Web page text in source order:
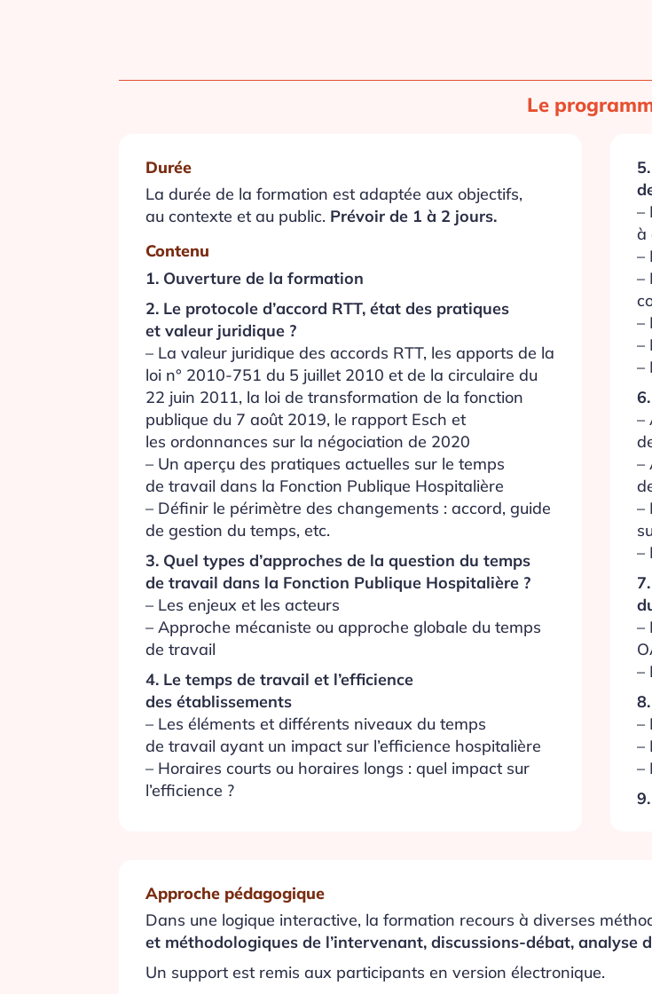
Le
Durée
La durée de la formation est adaptée aux objectifs,
au contexte et au public. Prévoir de 1 à 2 jours.
Contenu
1. Ouverture de la formation
2. Le protocole d’accord RTT, état des pratiques
et valeur juridique ?
– La valeur juridique des accords RTT, les apports de la
loi n° 2010-751 du 5 juillet 2010 et de la circulaire du
22 juin 2011, la loi de transformation de la fonction
publique du 7 août 2019, le rapport Esch et
les ordonnances sur la négociation de 2020
– Un aperçu des pratiques actuelles sur le temps
de travail dans la Fonction Publique Hospitalière
– Définir le périmètre des changements : accord, guide
de gestion du temps, etc.
3. Quel types d’approches de la question du temps
de travail dans la Fonction Publique Hospitalière ?
– Les enjeux et les acteurs
– Approche mécaniste ou approche globale du temps
de travail
4. Le temps de travail et l’efficience
des établissements
– Les éléments et différents niveaux du temps
de travail ayant un impact sur l’efficience hospitalière
– Horaires courts ou horaires longs : quel impact sur
l’efficience ?
–
à
–
–
–
–
–
–
–
–
–
–
–
–
–
–
Approche pédagogique
Dans une logique interactive, la formation recours à diverses
et méthodologiques de l’intervenant, discussions-débat, analyse
Un support est remis aux participants en version électronique.